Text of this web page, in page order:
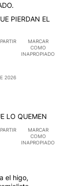
PIERDAN EL
MARCAR
COMO
INAPROPIADO
2026
LO QUEMEN
MARCAR
COMO
INAPROPIADO
el higo,